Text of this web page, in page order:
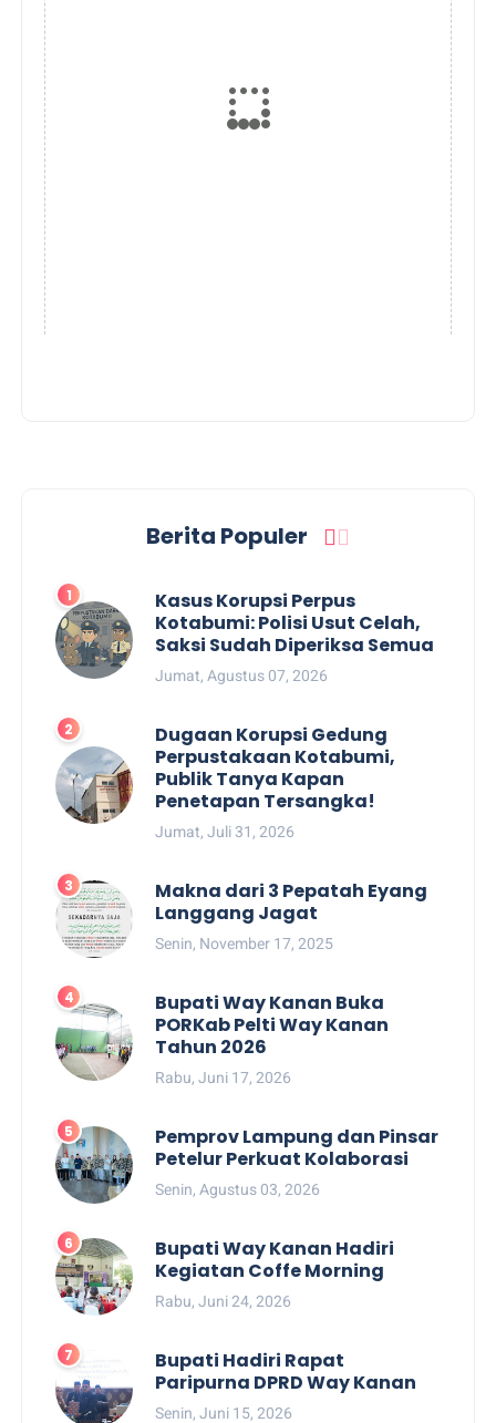
Berita Populer
Kasus Korupsi Perpus
Kotabumi: Polisi Usut Celah,
Saksi Sudah Diperiksa Semua
Jumat, Agustus 07, 2026
Dugaan Korupsi Gedung
Perpustakaan Kotabumi,
Publik Tanya Kapan
Penetapan Tersangka!
Jumat, Juli 31, 2026
Makna dari 3 Pepatah Eyang
Langgang Jagat
Senin, November 17, 2025
Bupati Way Kanan Buka
PORKab Pelti Way Kanan
Tahun 2026
Rabu, Juni 17, 2026
Pemprov Lampung dan Pinsar
Petelur Perkuat Kolaborasi
Senin, Agustus 03, 2026
Bupati Way Kanan Hadiri
Kegiatan Coffe Morning
Rabu, Juni 24, 2026
Bupati Hadiri Rapat
Paripurna DPRD Way Kanan
Senin, Juni 15, 2026